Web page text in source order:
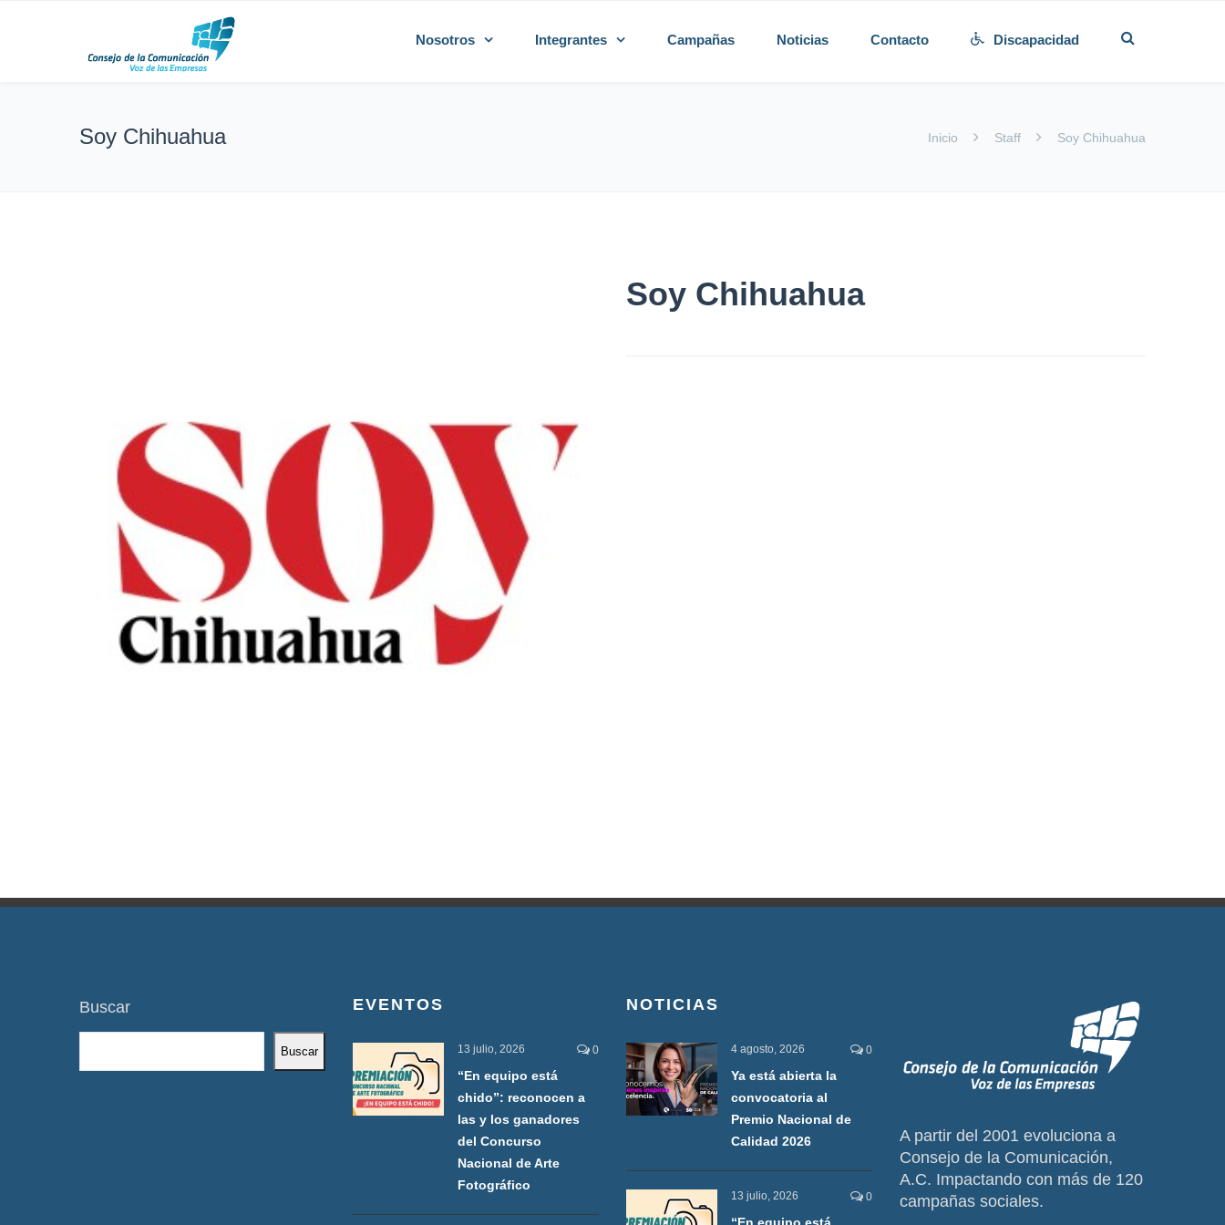
Nosotros Integrantes Campañas Noticias Contacto Discapacidad
Soy Chihuahua Inicio Staff Soy Chihuahua
Soy Chihuahua
Buscar
Buscar
EVENTOS
13 julio, 2026 0
“En equipo está
chido”: reconocen a
las y los ganadores
del Concurso
Nacional de Arte
Fotográfico
NOTICIAS
4 agosto, 2026 0
Ya está abierta la
convocatoria al
Premio Nacional de
Calidad 2026
13 julio, 2026 0
A partir del 2001 evoluciona a
Consejo de la Comunicación,
A.C. Impactando con más de 120
campañas sociales.